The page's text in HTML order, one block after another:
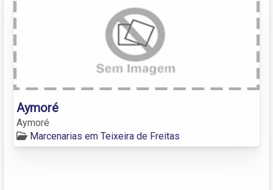
Aymoré
Aymoré
Marcenarias em Teixeira de Freitas